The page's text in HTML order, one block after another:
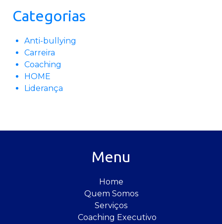
Categorias
Anti-bullying
Carreira
Coaching
HOME
Liderança
Menu
Home
Quem Somos
Serviços
Coaching Executivo